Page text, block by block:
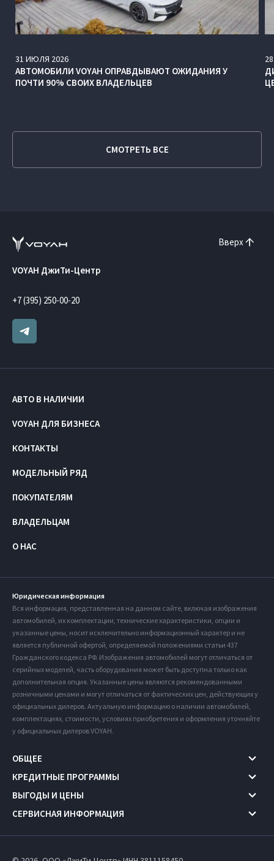
31 ИЮЛЯ 2026
АВТОМОБИЛИ VOYAH ОПРАВДЫВАЮТ ОЖИДАНИЯ У
ПОЧТИ 90% СВОИХ ВЛАДЕЛЬЦЕВ
28
СМОТРЕТЬ ВСЕ
Вверх
VOYAH ДжиТи-Центр
+7 (395) 250-00-20
АВТО В НАЛИЧИИ
VOYAH ДЛЯ БИЗНЕСА
КОНТАКТЫ
МОДЕЛЬНЫЙ РЯД
ПОКУПАТЕЛЯМ
ВЛАДЕЛЬЦАМ
О НАС
Юридическая информация
Вся информация, представленная на данном сайте, включая изображения
автомобилей, их комплектации, технические характеристики, опции и
указанные цены, носит исключительно информационный характер и не
является публичной офертой, определяемой положениями статьи 437
Гражданского кодекса РФ. Изображения автомобилей могут отличаться от
серийных моделей, часть оборудования может быть доступна только как
дополнительная опция. Указанные цены являются рекомендованными
розничными ценами и могут отличаться от фактических цен, действующих у
официальных дилеров. Актуальную информацию о наличии автомобилей,
комплектациях, стоимости, условиях приобретения и оформления уточняйте
у официальных дилеров VOYAH.
ОБЩЕЕ
КРЕДИТНЫЕ ПРОГРАММЫ
ВЫГОДЫ И ЦЕНЫ
СЕРВИСНАЯ ИНФОРМАЦИЯ